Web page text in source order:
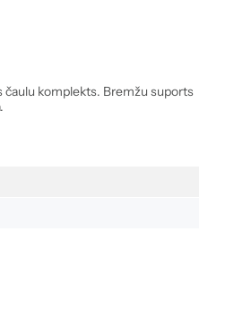
čaulu komplekts. Bremžu suports